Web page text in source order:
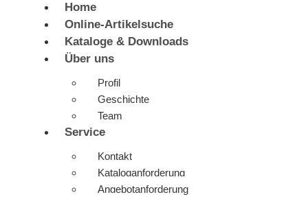
Home
Online-Artikelsuche
Kataloge & Downloads
Über uns
Profil
Geschichte
Team
Service
Kontakt
Kataloganforderung
Angebotanforderung